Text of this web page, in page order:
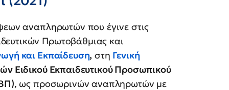
αναπληρωτών που έγινε στις
Πρωτοβάθμιας και
και Εκπαίδευση, στη Γενική
Ειδικού Εκπαιδευτικού Προσωπικού
, ως προσωρινών αναπληρωτών με